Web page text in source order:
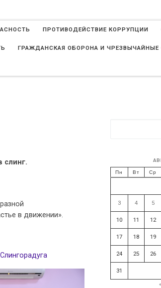
ПРОТИВОДЕЙСТВИЕ КОРРУПЦИИ
ГРАЖДАНСКАЯ ОБОРОНА И ЧРЕЗВЫЧАЙНЫЕ
слинг.
в движении».
Пн Вт Ср
3 4 5
10 11 12
17 18 19
24 25 26
31